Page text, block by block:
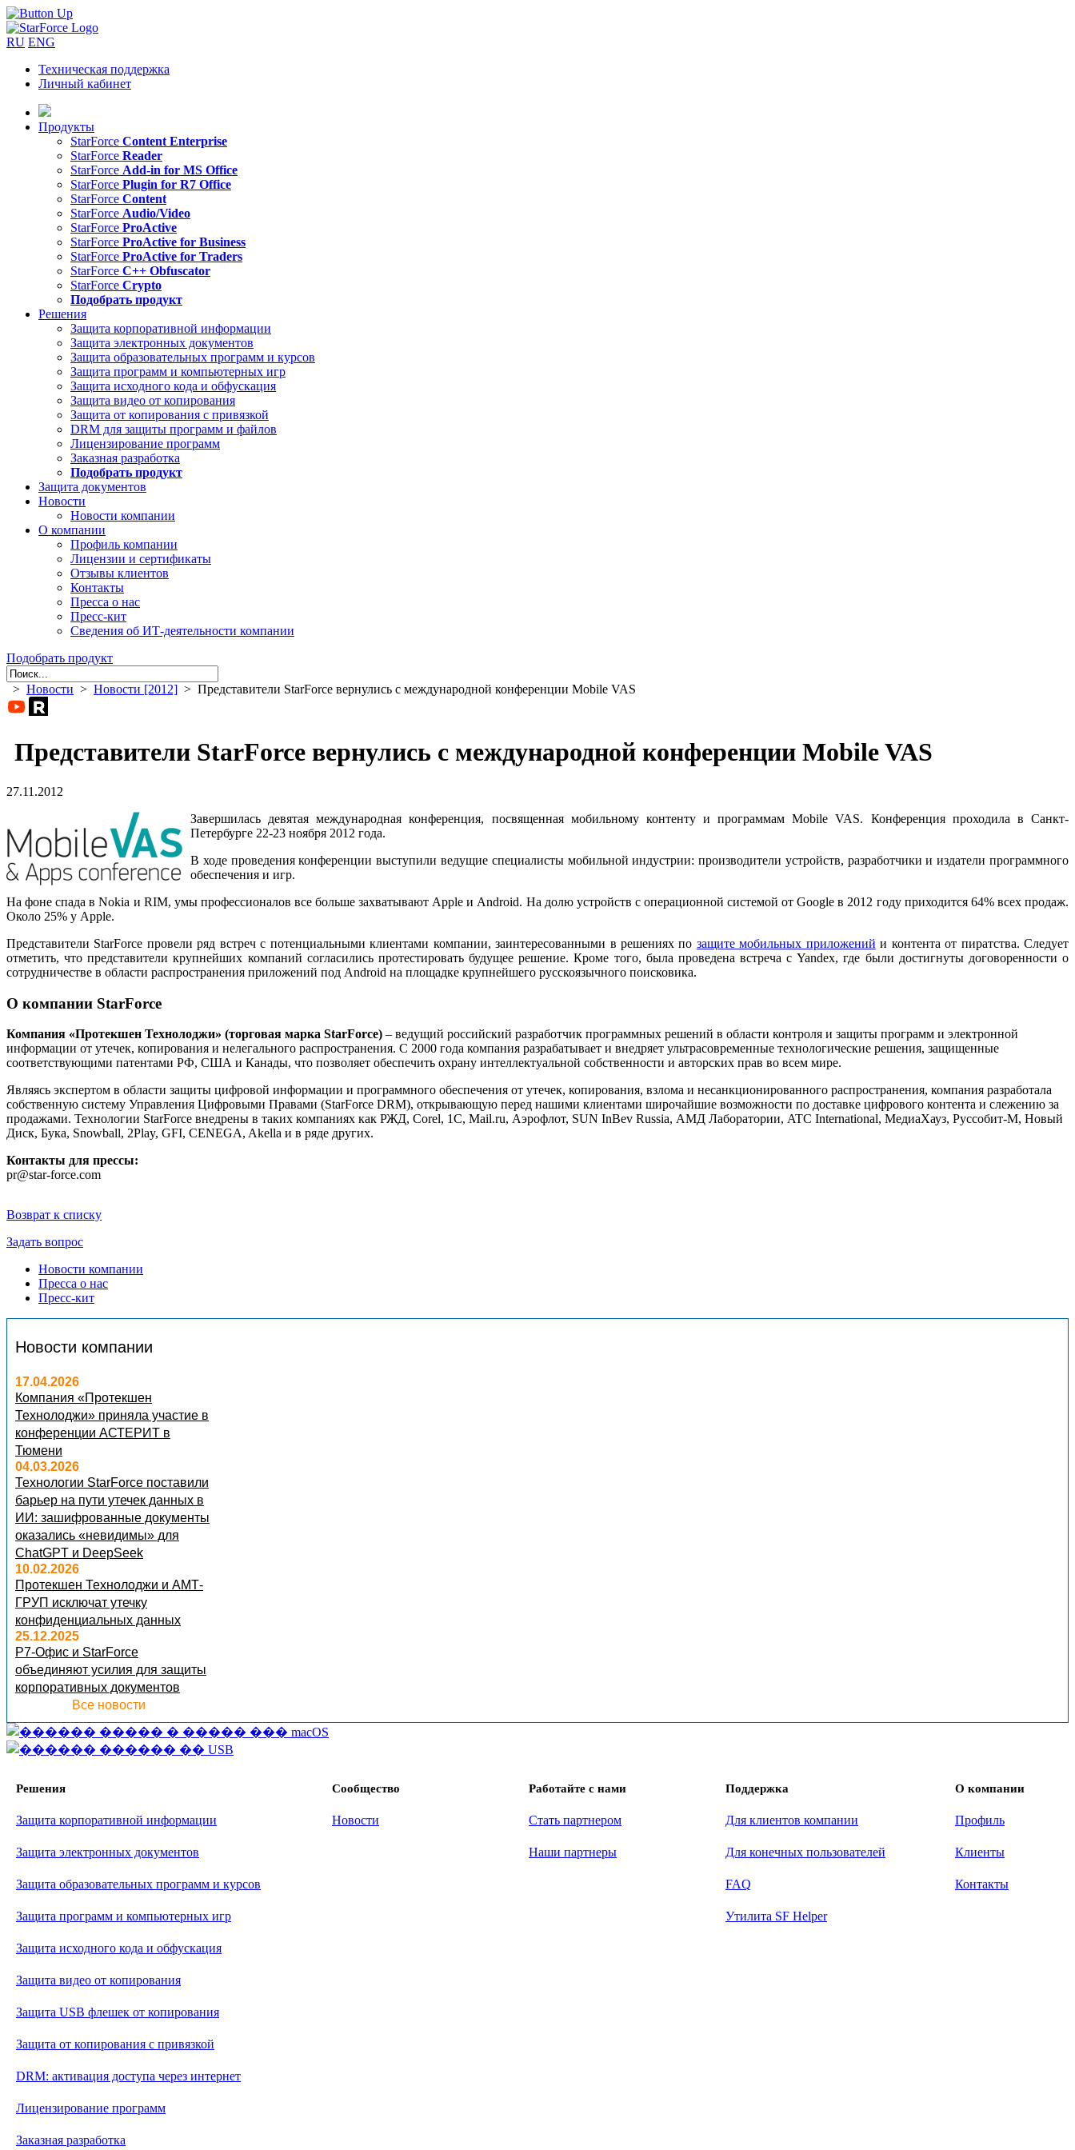
RU ENG
Техническая поддержка
Личный кабинет
Продукты
StarForce Content Enterprise
StarForce Reader
StarForce Add-in for MS Office
StarForce Plugin for R7 Office
StarForce Content
StarForce Audio/Video
StarForce ProActive
StarForce ProActive for Business
StarForce ProActive for Traders
StarForce C++ Obfuscator
StarForce Crypto
Подобрать продукт
Решения
Защита корпоративной информации
Защита электронных документов
Защита образовательных программ и курсов
Защита программ и компьютерных игр
Защита исходного кода и обфускация
Защита видео от копирования
Защита от копирования с привязкой
DRM для защиты программ и файлов
Лицензирование программ
Заказная разработка
Подобрать продукт
Защита документов
Новости
Новости компании
О компании
Профиль компании
Лицензии и сертификаты
Отзывы клиентов
Контакты
Пресса о нас
Пресс-кит
Сведения об ИТ-деятельности компании
Подобрать продукт
> Новости > Новости [2012] > Представители StarForce вернулись с международной конференции Mobile VAS
Представители StarForce вернулись с международной конференции Mobile VAS
27.11.2012
Завершилась девятая международная конференция, посвященная мобильному контенту и программам Mobile VAS. Конференция проходила в Санкт-
Петербурге 22-23 ноября 2012 года.
В ходе проведения конференции выступили ведущие специалисты мобильной индустрии: производители устройств, разработчики и издатели программного
обеспечения и игр.
На фоне спада в Nokia и RIM, умы профессионалов все больше захватывают Apple и Android. На долю устройств с операционной системой от Google в 2012 году приходится 64% всех продаж.
Около 25% у Apple.
Представители StarForce провели ряд встреч с потенциальными клиентами компании, заинтересованными в решениях по защите мобильных приложений и контента от пиратства. Следует
отметить, что представители крупнейших компаний согласились протестировать будущее решение. Кроме того, была проведена встреча с Yandex, где были достигнуты договоренности о
сотрудничестве в области распространения приложений под Android на площадке крупнейшего русскоязычного поисковика.
О компании StarForce
Компания «Протекшен Технолоджи» (торговая марка StarForce) – ведущий российский разработчик программных решений в области контроля и защиты программ и электронной
информации от утечек, копирования и нелегального распространения. С 2000 года компания разрабатывает и внедряет ультрасовременные технологические решения, защищенные
соответствующими патентами РФ, США и Канады, что позволяет обеспечить охрану интеллектуальной собственности и авторских прав во всем мире.
Являясь экспертом в области защиты цифровой информации и программного обеспечения от утечек, копирования, взлома и несанкционированного распространения, компания разработала
собственную систему Управления Цифровыми Правами (StarForce DRM), открывающую перед нашими клиентами широчайшие возможности по доставке цифрового контента и слежению за
продажами. Технологии StarForce внедрены в таких компаниях как РЖД, Corel, 1С, Mail.ru, Аэрофлот, SUN InBev Russia, АМД Лаборатории, ATC International, МедиаХауз, Руссобит-М, Новый
Диск, Бука, Snowball, 2Play, GFI, CENEGA, Akella и в ряде других.
Контакты для прессы:
pr@star-force.com
Возврат к списку
Задать вопрос
Новости компании
Пресса о нас
Пресс-кит
Новости компании
17.04.2026
Компания «Протекшен
Технолоджи» приняла участие в
конференции АСТЕРИТ в
Тюмени
04.03.2026
Технологии StarForce поставили
барьер на пути утечек данных в
ИИ: зашифрованные документы
оказались «невидимы» для
ChatGPT и DeepSeek
10.02.2026
Протекшен Технолоджи и АМТ-
ГРУП исключат утечку
конфиденциальных данных
25.12.2025
Р7-Офис и StarForce
объединяют усилия для защиты
корпоративных документов
Все новости
Решения Сообщество Работайте с нами Поддержка О компании
Защита корпоративной информации Новости Стать партнером Для клиентов компании Профиль
Защита электронных документов Наши партнеры Для конечных пользователей Клиенты
Защита образовательных программ и курсов FAQ Контакты
Защита программ и компьютерных игр Утилита SF Helper
Защита исходного кода и обфускация
Защита видео от копирования
Защита USB флешек от копирования
Защита от копирования с привязкой
DRM: активация доступа через интернет
Лицензирование программ
Заказная разработка